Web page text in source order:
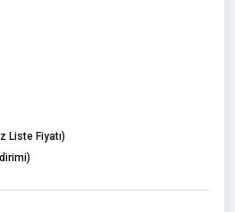
Liste Fiyatı)